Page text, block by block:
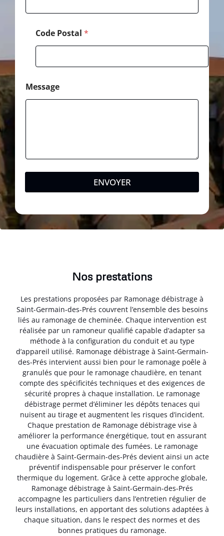
Code Postal *
Message
ENVOYER
Nos prestations
Les prestations proposées par Ramonage débistrage à
Saint-Germain-des-Prés couvrent l’ensemble des besoins
liés au ramonage de cheminée. Chaque intervention est
réalisée par un ramoneur qualifié capable d’adapter sa
méthode à la configuration du conduit et au type
d’appareil utilisé. Ramonage débistrage à Saint-Germain-
des-Prés intervient aussi bien pour le ramonage poêle à
granulés que pour le ramonage chaudière, en tenant
compte des spécificités techniques et des exigences de
sécurité propres à chaque installation. Le ramonage
débistrage permet d’éliminer les dépôts tenaces qui
nuisent au tirage et augmentent les risques d’incident.
Chaque prestation de Ramonage débistrage vise à
améliorer la performance énergétique, tout en assurant
une évacuation optimale des fumées. Le ramonage
chaudière à Saint-Germain-des-Prés devient ainsi un acte
préventif indispensable pour préserver le confort
thermique du logement. Grâce à cette approche globale,
Ramonage débistrage à Saint-Germain-des-Prés
accompagne les particuliers dans l’entretien régulier de
leurs installations, en apportant des solutions adaptées à
chaque situation, dans le respect des normes et des
bonnes pratiques du ramonage.